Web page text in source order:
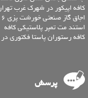
کافه اپیکور در شهرک غرب
اجاق گاز صنعتی خورشت پزی 6 شعله بزرگ چدنی رستوران
استند مت تمپر پلاستیکی کافه
کافه رستوران پاستا فکتوری در
پرسش